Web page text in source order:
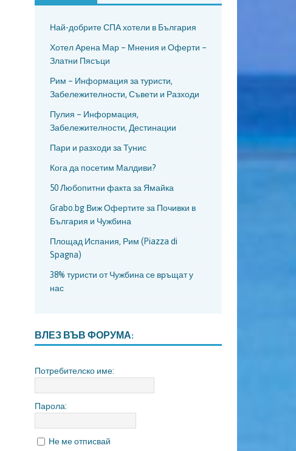
Най-добрите СПА хотели в България
Хотел Арена Мар – Мнения и Оферти –
Златни Пясъци
Рим – Информация за туристи,
Забележителности, Съвети и Разходи
Пулия – Информация,
Забележителности, Дестинации
Пари и разходи за Тунис
Кога да посетим Малдиви?
50 Любопитни факта за Ямайка
Grabo.bg Виж Офертите за Почивки в
България и Чужбина
Площад Испания, Рим (Piazza di
Spagna)
38% туристи от Чужбина се връщат у
нас
ВЛЕЗ ВЪВ ФОРУМА:
Потребителско име:
Парола:
Не ме отписвай